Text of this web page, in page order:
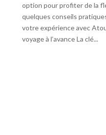
option pour profiter de la
quelques conseils
votre expérience avec
voyage à l’avance La clé...